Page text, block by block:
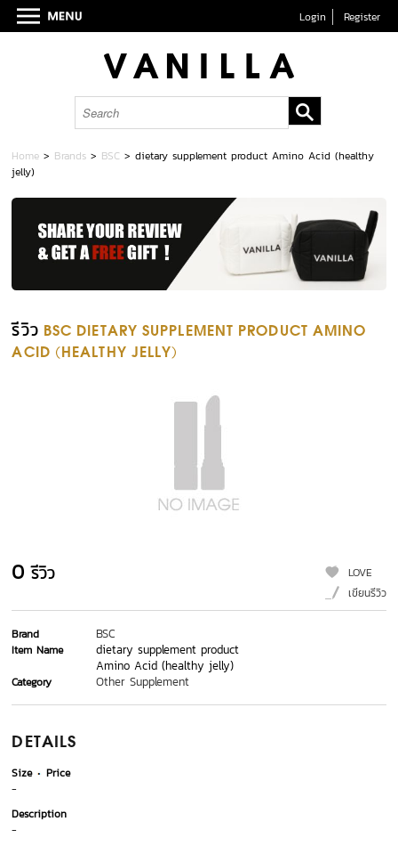
Login Register
Home > Brands > BSC >dietary supplement product Amino Acid (healthy
jelly)
รีวิว BSC DIETARY SUPPLEMENT PRODUCT AMINO
ACID (HEALTHY JELLY)
0 รีวิว
LOVE
เขียนรีวิว
Brand BSC
Item Name
dietary supplement product
Amino Acid (healthy jelly)
Category Other Supplement
DETAILS
Size
Price
-
Description
-